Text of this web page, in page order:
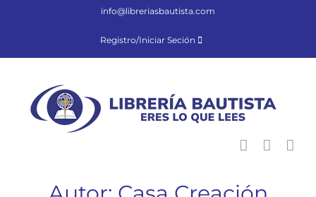
info@libreriasbautista.com
Registro/Iniciar Seción